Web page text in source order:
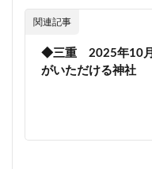
関連記事
◆三重 2025年10月
がいただける神社